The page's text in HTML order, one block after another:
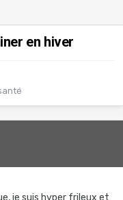
en hiver